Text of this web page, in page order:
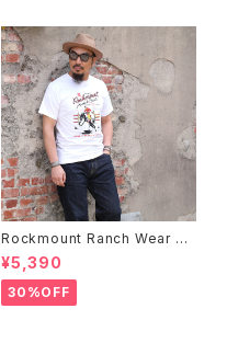
Rockmount Ranch Wear ロ
ックマウント ランチウェア Rock
mount Bronc Western T-Sh
irt 半袖Tシャツ 全3色
¥5,390
30%OFF